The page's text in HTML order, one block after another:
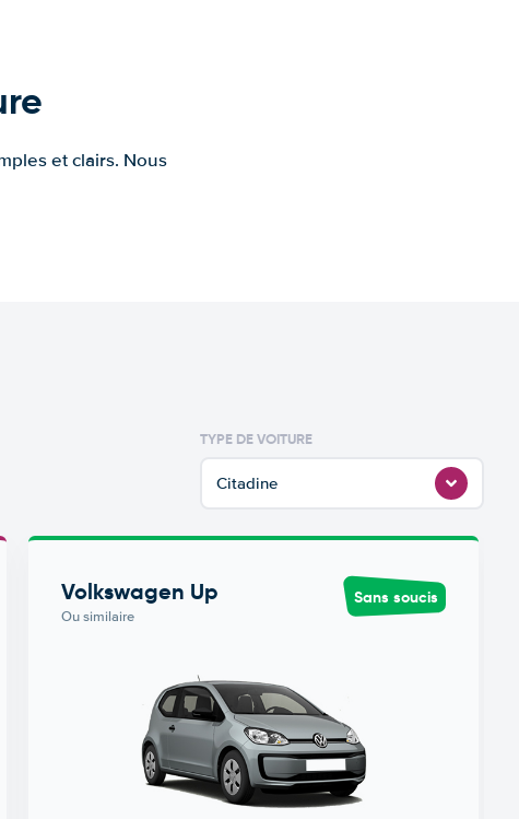
et clairs. Nous
TYPE DE VOITURE
Citadine
Volkswagen Up
Ou similaire
Sans soucis